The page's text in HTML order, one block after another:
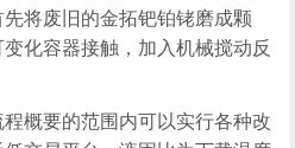
将废旧的金拓钯铂铑磨成颗
化容器接触，加入机械搅动反
概要的范围内可以实行各种改